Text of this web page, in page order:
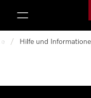
/ Hilfe und